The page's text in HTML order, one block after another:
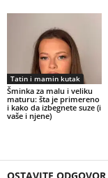
Tatin i mamin kutak
Šminka za malu i veliku
maturu: šta je primereno
i kako da izbegnete suze (i
vaše i njene)